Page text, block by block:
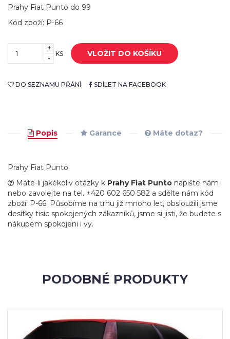
Prahy Fiat Punto do 99
Kód zboží: P-66
+
-
KS VLOŽIT DO KOŠÍKU
DO SEZNAMU PŘÁNÍ SDÍLET NA FACEBOOK
Popis Garance Máte dotaz?
Prahy Fiat Punto
Máte-li jakékoliv otázky k Prahy Fiat Punto napište nám
nebo zavolejte na tel. +420 602 650 582 a sdělte nám kód
zboží: P-66. Působíme na trhu již mnoho let, obsloužili jsme
desítky tisíc spokojených zákazníků, jsme si jisti, že budete s
nákupem spokojeni i vy.
PODOBNÉ PRODUKTY